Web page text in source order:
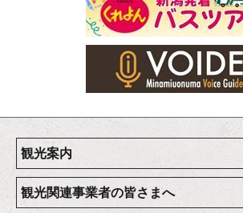
観光案内
観光関連事業者の皆さまへ